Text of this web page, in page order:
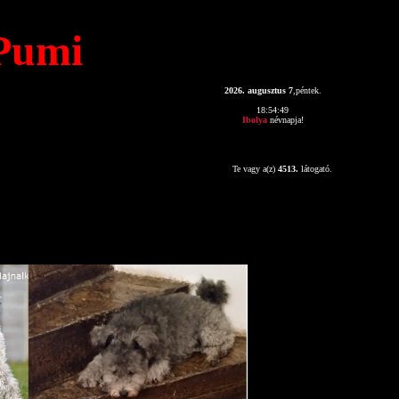
2026. augusztus 7,péntek.
18:54:49
Ibolya névnapja!
Te vagy a(z) 4513. látogató.